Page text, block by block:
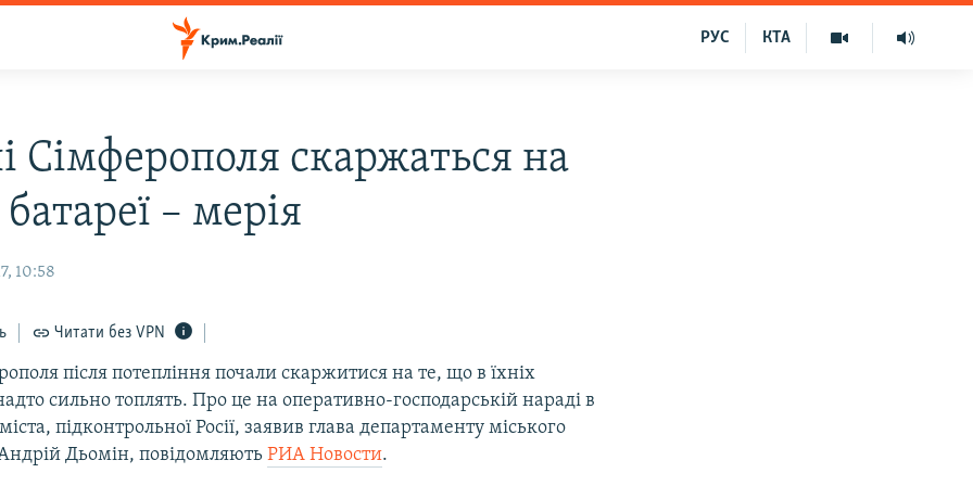
КТА
РУС
Сімферополя скаржаться на
батареї – мерія
10:58
Читати без VPN
після потепління почали скаржитися на те, що в їхніх
сильно топлять. Про це на оперативно-господарській нараді в
підконтрольної Росії, заявив глава департаменту міського
Дьомін, повідомляютьРИА Новости.